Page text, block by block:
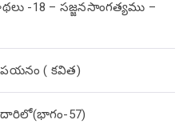
-18 – సజ్జనసాంగత్యము –
( కవిత)
57)